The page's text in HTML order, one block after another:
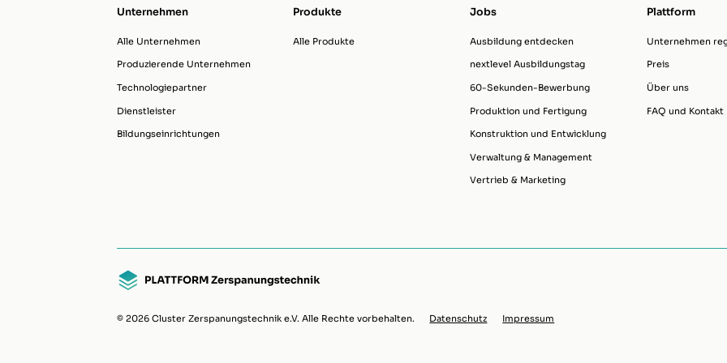
Unternehmen
Alle Unternehmen
Produzierende Unternehmen
Technologiepartner
Dienstleister
Bildungseinrichtungen
Produkte
Alle Produkte
Jobs
Ausbildung entdecken
nextlevel Ausbildungstag
60-Sekunden-Bewerbung
Produktion und Fertigung
Konstruktion und Entwicklung
Verwaltung & Management
Vertrieb & Marketing
Plattform
Unternehmen
Preis
Über uns
FAQ und Kontakt
© 2026 Cluster Zerspanungstechnik e.V. Alle Rechte vorbehalten. Datenschutz Impressum